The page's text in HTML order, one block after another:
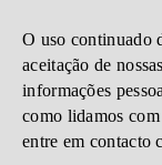
O uso continuado
aceitação de
informações
como lidamos
entre em contacto